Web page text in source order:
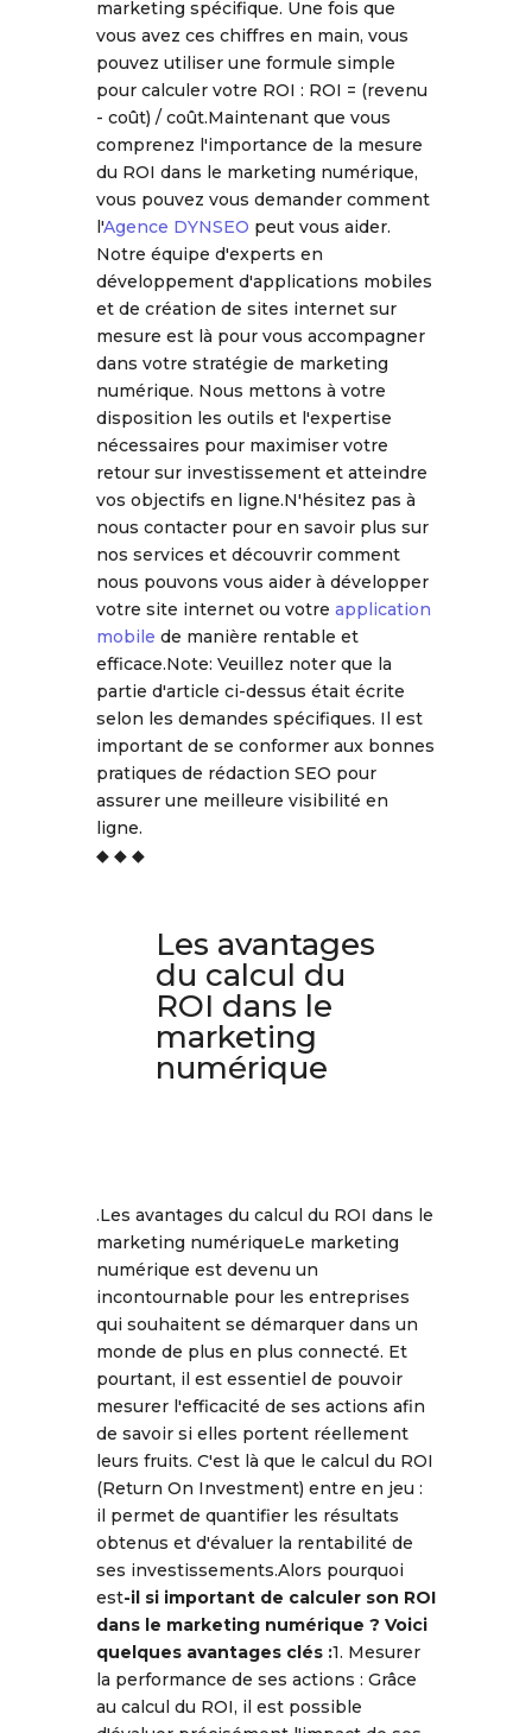
marketing spécifique. Une fois que
vous avez ces chiffres en main, vous
pouvez utiliser une formule simple
pour calculer votre ROI : ROI = (revenu
- coût) / coût.Maintenant que vous
comprenez l'importance de la mesure
du ROI dans le marketing numérique,
vous pouvez vous demander comment
l'Agence DYNSEO peut vous aider.
Notre équipe d'experts en
développement d'applications mobiles
et de création de sites internet sur
mesure est là pour vous accompagner
dans votre stratégie de marketing
numérique. Nous mettons à votre
disposition les outils et l'expertise
nécessaires pour maximiser votre
retour sur investissement et atteindre
vos objectifs en ligne.N'hésitez pas à
nous contacter pour en savoir plus sur
nos services et découvrir comment
nous pouvons vous aider à développer
votre site internet ou votre application
mobile de manière rentable et
efficace.Note: Veuillez noter que la
partie d'article ci-dessus était écrite
selon les demandes spécifiques. Il est
important de se conformer aux bonnes
pratiques de rédaction SEO pour
assurer une meilleure visibilité en
ligne.
◆ ◆ ◆
Les avantages
du calcul du
ROI dans le
marketing
numérique
.Les avantages du calcul du ROI dans le
marketing numériqueLe marketing
numérique est devenu un
incontournable pour les entreprises
qui souhaitent se démarquer dans un
monde de plus en plus connecté. Et
pourtant, il est essentiel de pouvoir
mesurer l'efficacité de ses actions afin
de savoir si elles portent réellement
leurs fruits. C'est là que le calcul du ROI
(Return On Investment) entre en jeu :
il permet de quantifier les résultats
obtenus et d'évaluer la rentabilité de
ses investissements.Alors pourquoi
est-il si important de calculer son ROI
dans le marketing numérique ? Voici
quelques avantages clés :1. Mesurer
la performance de ses actions : Grâce
au calcul du ROI, il est possible